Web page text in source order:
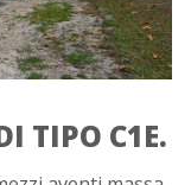
TIPO C1E.